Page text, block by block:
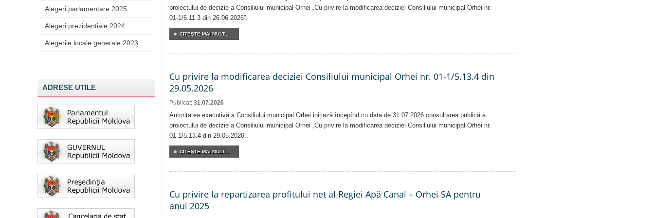
Alegeri parlamentare 2025
Alegeri prezidențiale 2024
Alegerile locale generale 2023
ADRESE UTILE
proiectului de decizie a Consiliului municipal Orhei „Cu privire la modificarea deciziei Consiliului municipal Orhei nr.
01-1/6.11.3 din 26.06.2026”.
CITEŞTE MAI MULT...
Cu privire la modificarea deciziei Consiliului municipal Orhei nr. 01-1/5.13.4 din
29.05.2026
Publicat: 31.07.2026
Autoritatea executivă a Consiliului municipal Orhei inițiază începînd cu data de 31.07.2026 consultarea publică a
proiectului de decizie a Consiliului municipal Orhei „Cu privire la modificarea deciziei Consiliului municipal Orhei nr.
01-1/5.13.4 din 29.05.2026”.
CITEŞTE MAI MULT...
Cu privire la repartizarea profitului net al Regiei Apă Canal – Orhei SA pentru
anul 2025